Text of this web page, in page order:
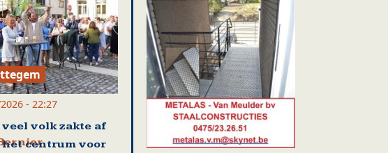
- 22:27
veel volk zakte af
centrum voor